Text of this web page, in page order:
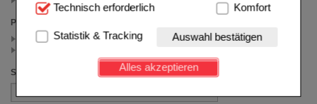
Technisch Notwendig:Hierbei handelt es sich um
Website notwendig sind (z.B. Navigation, Warenkorb,
Kundenkonto), weshalb auf diese nicht verzichtet
werden kann.
Einkaufserlebnis noch ansprechender zu gestalten,
Technisch erforderlich Komfort
Statistik & Tracking Auswahl bestätigen
Alles akzeptieren
Preis
< 7.50 (3)
Sortieren nach